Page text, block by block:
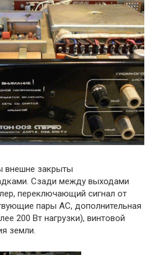
внешне закрыты
Сзади между выходами
переключающий сигнал от
пары АС, дополнительная
200 Вт нагрузки), винтовой
земли.